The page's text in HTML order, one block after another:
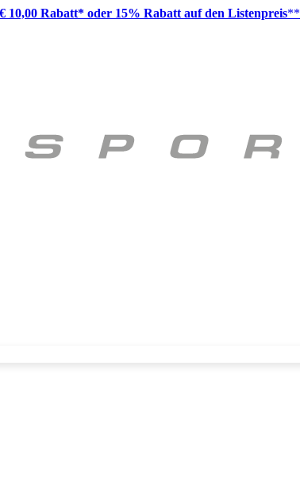
10,00 Rabatt* oder 15% Rabatt auf den Listenpreis**